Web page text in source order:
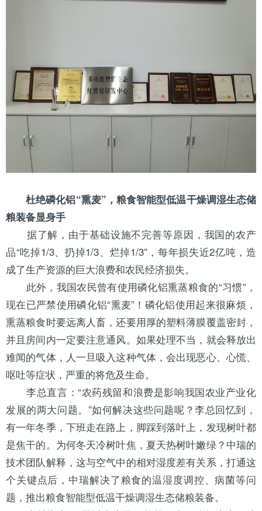
杜绝磷化铝“熏麦”，粮食智能型低温干燥调湿生态储
粮装备显身手
据了解，由于基础设施不完善等原因，我国的农产
品“吃掉1/3、扔掉1/3、烂掉1/3”，每年损失近2亿吨，造
成了生产资源的巨大浪费和农民经济损失。
此外，我国农民曾有使用磷化铝熏蒸粮食的“习惯”，
现在已严禁使用磷化铝“熏麦”！磷化铝使用起来很麻烦，
熏蒸粮食时要远离人畜，还要用厚的塑料薄膜覆盖密封，
并且房间内一定要注意通风。如果处理不当，就会释放出
难闻的气体，人一旦吸入这种气体，会出现恶心、心慌、
呕吐等症状，严重的将危及生命。
李总直言：“农药残留和浪费是影响我国农业产业化
发展的两大问题。”如何解决这些问题呢？李总回忆到，
有一年冬季，下班走在路上，脚踩到落叶上，发现树叶都
是焦干的。为何冬天冷树叶焦，夏天热树叶嫩绿？中瑞的
技术团队解释，这与空气中的相对湿度差有关系，打通这
个关键点后，中瑞解决了粮食的温湿度调控、病菌等问
题，推出粮食智能型低温干燥调湿生态储粮装备。